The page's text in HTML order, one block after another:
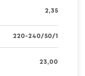
2,35
220-240/50/1
23,00